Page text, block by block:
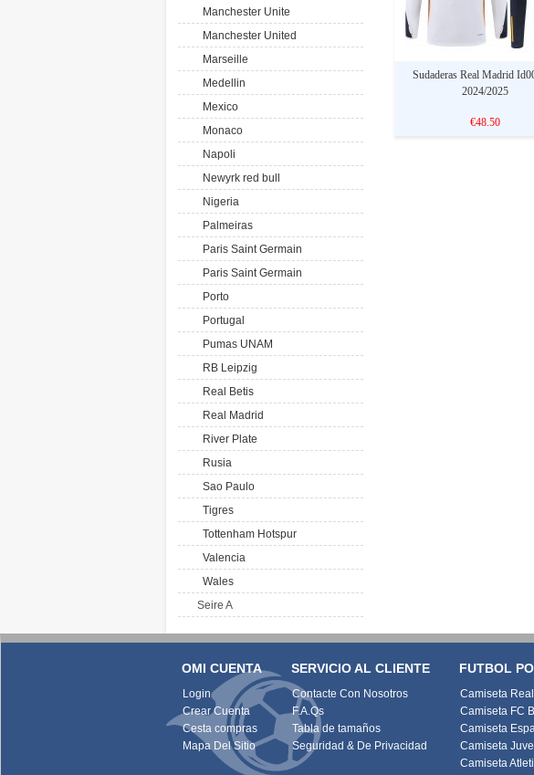
Manchester Unite
Manchester United
Marseille
Medellin
Mexico
Monaco
Napoli
Newyrk red bull
Nigeria
Palmeiras
Paris Saint Germain
Paris Saint Germain
Porto
Portugal
Pumas UNAM
RB Leipzig
Real Betis
Real Madrid
River Plate
Rusia
Sao Paulo
Tigres
Tottenham Hotspur
Valencia
Wales
Seire A
Sudaderas Real Madrid
2024/2025
€48.50
OMI CUENTA
Login
Crear Cuenta
Cesta compras
Mapa Del Sitio
SERVICIO AL CLIENTE
Contacte Con Nosotros
F.A.Qs
Tabla de tamaños
Seguridad & De Privacidad
FUTBOL
Camiseta
Camiseta FC
Camiseta
Camiseta
Camiseta